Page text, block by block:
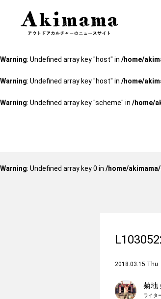
Warning: Undefined array key "scheme" in
: Undefined array key "host" in
Warning: Undefined array key "host" in /home/
Warning: Undefined array key "host" in /home/
Warning: Undefined array key "scheme" in /home/
Warning: Undefined array key 0 in /home/
2018.03.15 Thu
菊地
ライタ